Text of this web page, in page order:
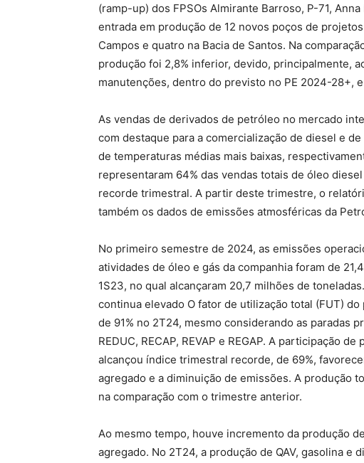
(ramp-up) dos FPSOs Almirante Barroso, P-71,
entrada em produção de 12 novos poços de
Campos e quatro na Bacia de Santos. Na
produção foi 2,8% inferior, devido, principalmente,
manutenções, dentro do previsto no PE 2024-28+,
As vendas de derivados de petróleo no mercado
com destaque para a comercialização de diesel e
de temperaturas médias mais baixas,
representaram 64% das vendas totais de óleo
recorde trimestral. A partir deste trimestre, o
também os dados de emissões atmosféricas da
No primeiro semestre de 2024, as emissões
atividades de óleo e gás da companhia foram de
1S23, no qual alcançaram 20,7 milhões de
continua elevado O fator de utilização total (FUT)
de 91% no 2T24, mesmo considerando as paradas
REDUC, RECAP, REVAP e REGAP. A participação
alcançou índice trimestral recorde, de 69%,
agregado e a diminuição de emissões. A produção
na comparação com o trimestre anterior.
Ao mesmo tempo, houve incremento da produção
agregado. No 2T24, a produção de QAV, gasolina e